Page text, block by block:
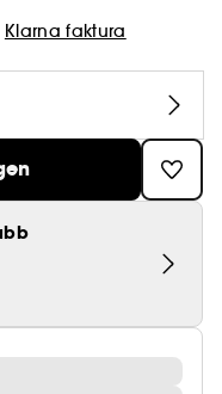
Klarna faktura